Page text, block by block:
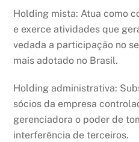
Holding mista: Atua como
e exerce atividades que
vedada a participação no
mais adotado no Brasil.
Holding administrativa:
sócios da empresa
gerenciadora o poder de
interferência de terceiros.